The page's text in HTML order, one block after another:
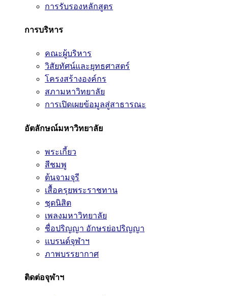
การรับรองหลักสูตร
การบริหาร
คณะผู้บริหาร
วิสัยทัศน์และยุทธศาสตร์
โครงสร้างองค์กร
สภามหาวิทยาลัย
การเปิดเผยข้อมูลสู่สาธารณะ
อัตลักษณ์มหาวิทยาลัย
พระเกี้ยว
สีชมพู
ต้นจามจุรี
เสื้อครุยพระราชทาน
ชุดนิสิต
เพลงมหาวิทยาลัย
ชื่อปริญญา อักษรย่อปริญญา
แบรนด์จุฬาฯ
ภาพบรรยากาศ
ติดต่อจุฬาฯ